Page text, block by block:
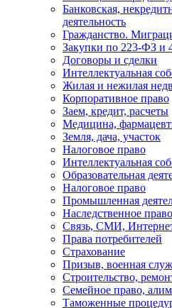
Банковская,
деятельность
Гражданство.
Закупки по 223-ФЗ и
Договоры и сделки
Интеллектуальная
Жилая и нежилая
Корпоративное право
Заем, кредит, расчеты
Медицина,
Земля, дача, участок
Налоговое право
Интеллектуальная
Образовательная
Налоговое право
Промышленная
Наследственное право
Связь, СМИ,
Права потребителей
Страхование
Призыв, военная
Строительство,
Семейное право,
Таможенные